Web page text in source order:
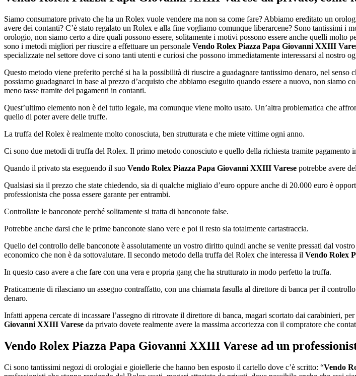
Siamo consumatore privato che ha un Rolex vuole vendere ma non sa come fare? Abbiamo ereditato un
avere dei contanti? C’è stato regalato un Rolex e alla fine vogliamo comunque liberarcene? Sono tantissimi
orologio, non siamo certo a dire quali possono essere, solitamente i motivi possono essere anche quelli
sono i metodi migliori per riuscire a effettuare un personale Vendo Rolex Piazza Papa Giovanni XXIII
specializzate nel settore dove ci sono tanti utenti e curiosi che possono immediatamente interessarsi al nostro
Questo metodo viene preferito perché si ha la possibilità di riuscire a guadagnare tantissimo denaro, nel
possiamo guadagnarci in base al prezzo d’acquisto che abbiamo eseguito quando essere a nuovo, non
meno tasse tramite dei pagamenti in contanti.
Quest’ultimo elemento non è del tutto legale, ma comunque viene molto usato. Un’altra problematica che
quello di poter avere delle truffe.
La truffa del Rolex è realmente molto conosciuta, ben strutturata e che miete vittime ogni anno.
Ci sono due metodi di truffa del Rolex. Il primo metodo conosciuto e quello della richiesta tramite pagamento
Quando il privato sta eseguendo il suo Vendo Rolex Piazza Papa Giovanni XXIII Varese potrebbe avere
Qualsiasi sia il prezzo che state chiedendo, sia di qualche migliaio d’euro oppure anche di 20.000 euro è
professionista che possa essere garante per entrambi.
Controllate le banconote perché solitamente si tratta di banconote false.
Potrebbe anche darsi che le prime banconote siano vere e poi il resto sia totalmente cartastraccia.
Quello del controllo delle banconote è assolutamente un vostro diritto quindi anche se venite pressati dal
economico che non è da sottovalutare. Il secondo metodo della truffa del Rolex che interessa il Vendo Rolex
In questo caso avere a che fare con una vera e propria gang che ha strutturato in modo perfetto la truffa.
Praticamente di rilasciano un assegno contraffatto, con una chiamata fasulla al direttore di banca per il
denaro.
Infatti appena cercate di incassare l’assegno di ritrovate il direttore di banca, magari scortato dai carabinieri,
Giovanni XXIII Varese da privato dovete realmente avere la massima accortezza con il compratore che
Vendo Rolex Piazza Papa Giovanni XXIII Varese ad un
Ci sono tantissimi negozi di orologiai e gioiellerie che hanno ben esposto il cartello dove c’è scritto: “Vendo